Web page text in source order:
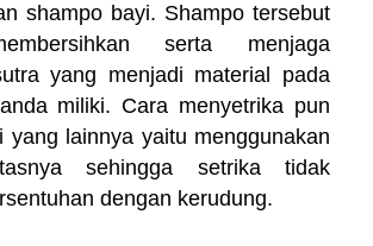
shampo bayi. Shampo tersebut
serta menjaga
yang menjadi material pada
miliki. Cara menyetrika pun
yang lainnya yaitu menggunakan
sehingga setrika tidak
dengan kerudung.